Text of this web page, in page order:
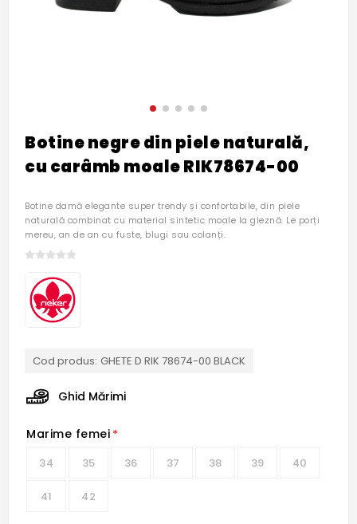
Botine negre din piele naturală,
cu carâmb moale RIK78674-00
Botine damă elegante super trendy și confortabile, din piele
naturală combinat cu material sintetic moale la gleznă. Le porți
mereu, an de an cu fuste, blugi sau colanți.
Cod produs: GHETE D RIK 78674-00 BLACK
Ghid Mărimi
Marime femei *
34 35 36 37 38 39 40
41 42